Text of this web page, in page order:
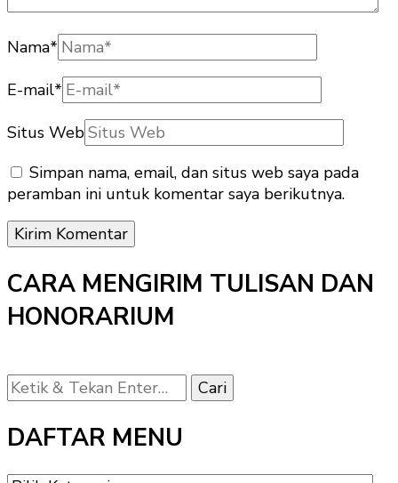
Nama*
E-mail*
Situs Web
Simpan nama, email, dan situs web saya pada
peramban ini untuk komentar saya berikutnya.
CARA MENGIRIM TULISAN DAN
HONORARIUM
Mencari
Sesuatu?
DAFTAR MENU